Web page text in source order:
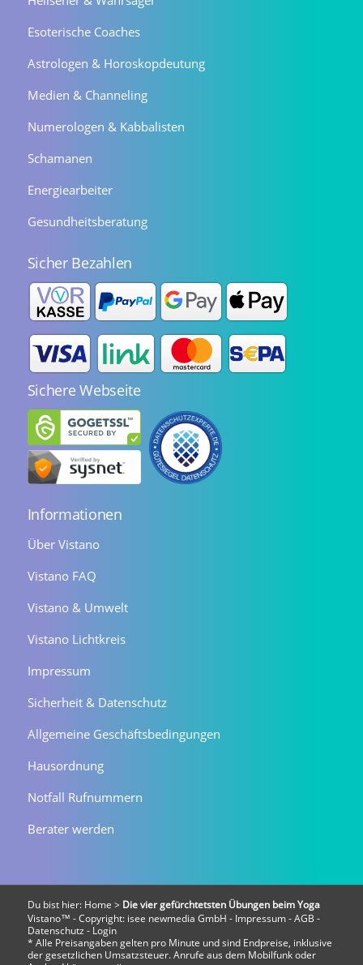
Esoterische Coaches
Astrologen & Horoskopdeutung
Medien & Channeling
Numerologen & Kabbalisten
Schamanen
Energiearbeiter
Gesundheitsberatung
Sicher Bezahlen
Sichere Webseite
Informationen
Über Vistano
Vistano FAQ
Vistano & Umwelt
Vistano Lichtkreis
Impressum
Sicherheit & Datenschutz
Allgemeine Geschäftsbedingungen
Hausordnung
Notfall Rufnummern
Berater werden
Du bist hier: Home > Die vier gefürchtetsten Übungen beim Yoga
Vistano™ - Copyright: isee newmedia GmbH - Impressum-AGB -
Datenschutz - Login
* Alle Preisangaben gelten pro Minute und sind Endpreise, inklusive
der gesetzlichen Umsatzsteuer. Anrufe aus dem Mobilfunk oder